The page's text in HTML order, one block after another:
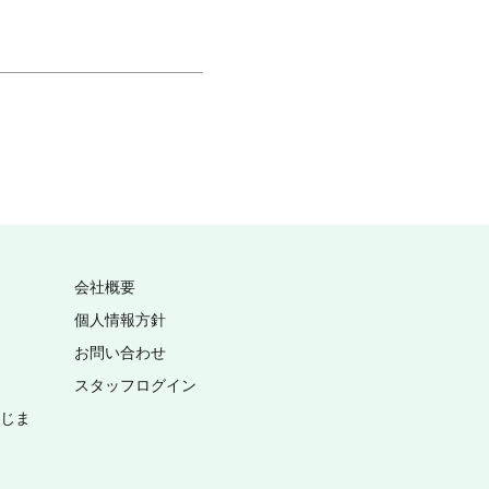
ま
会社概要
個人情報方針
お問い合わせ
スタッフログイン